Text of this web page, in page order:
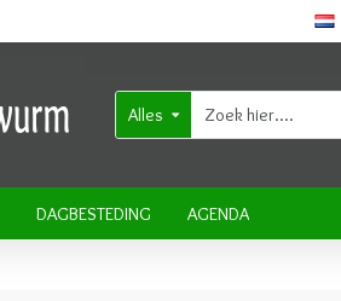
Alles
DAGBESTEDING AGENDA